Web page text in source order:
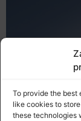
To provide the best
like cookies to
these technologies